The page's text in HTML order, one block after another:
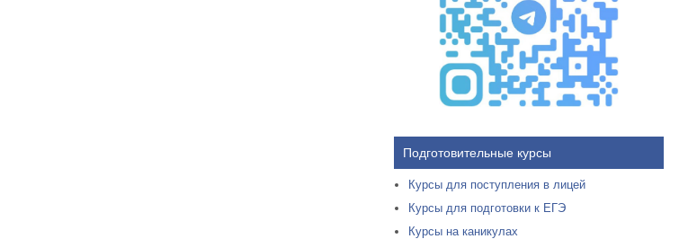
Подготовительные курсы
Курсы для поступления в лицей
Курсы для подготовки к ЕГЭ
Курсы на каникулах